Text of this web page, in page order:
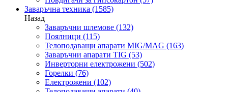
Заваръчна техника (1585)
Назад
Заваръчни шлемове (132)
Поялници (115)
Телоподаващи апарати MIG/MAG (163)
Заваръчни апарати TIG (53)
Инверторни електрожени (502)
Горелки (76)
Електрожени (102)